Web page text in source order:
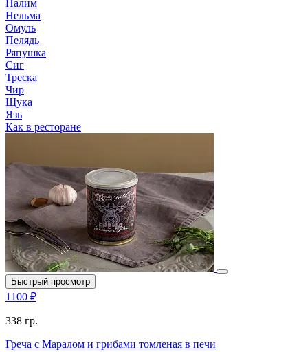
Налим
Нельма
Омуль
Пелядь
Ряпушка
Сиг
Треска
Чир
Щука
Язь
Как в ресторане
Быстрый просмотр
1100 ₽
338 гр.
Греча с Маралом и грибами томленая в печи